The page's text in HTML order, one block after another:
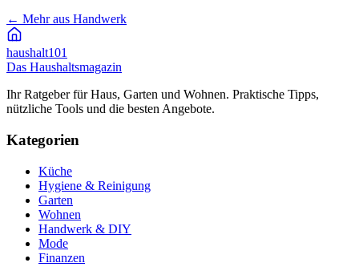
← Mehr aus Handwerk
haushalt101
Das Haushaltsmagazin
Ihr Ratgeber für Haus, Garten und Wohnen. Praktische Tipps,
nützliche Tools und die besten Angebote.
Kategorien
Küche
Hygiene & Reinigung
Garten
Wohnen
Handwerk & DIY
Mode
Finanzen